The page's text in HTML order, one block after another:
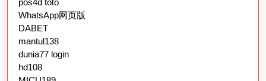
pos4d toto
WhatsApp网页版
DABET
mantul138
dunia77 login
hd108